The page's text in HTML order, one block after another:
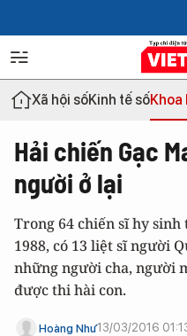
Xã hội sốKinh tế sốKhoa
Hải chiến Gạc
người ở lại
Trong 64 chiến sĩ hy
1988, có 13 liệt sĩ người
những người cha, người
được thi hài con.
Hoàng Như13/03/2016